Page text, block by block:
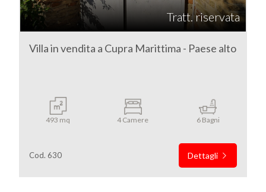
Tratt. riservata
Villa in vendita a Cupra Marittima - Paese alto
493 mq 4 Camere 6 Bagni
Cod. 630 Dettagli